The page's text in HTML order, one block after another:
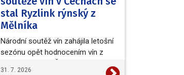
stal Ryzlink rýnský z
Mělníka
Národní soutěž vín zahájila letošní
sezónu opět hodnocením vín z
31. 7. 2026